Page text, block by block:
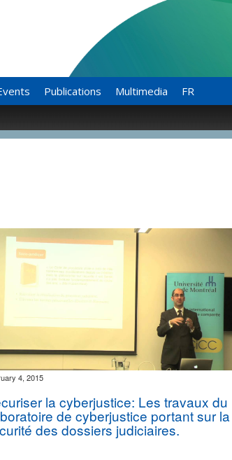
Publications Multimedia FR
4, 2015
la cyberjustice: Les travaux du
de cyberjustice portant sur la
des dossiers judiciaires.